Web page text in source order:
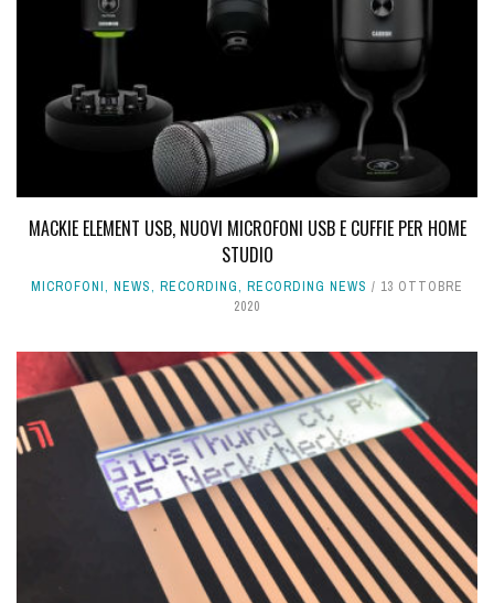
MACKIE ELEMENT USB, NUOVI MICROFONI USB E CUFFIE PER HOME
STUDIO
MICROFONI, NEWS, RECORDING, RECORDING NEWS
13 OTTOBRE
2020